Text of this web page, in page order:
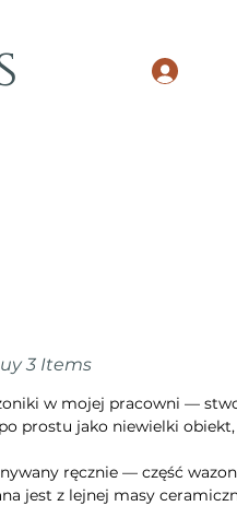
3 Items
w mojej pracowni —
prostu jako niewielki
ręcznie — część
jest z lejnej masy